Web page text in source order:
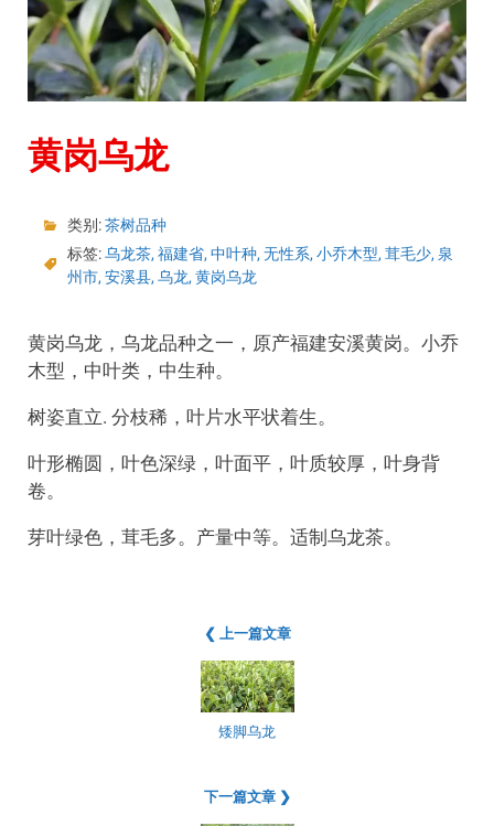
黄岗乌龙
类别:茶树品种
标签:乌龙茶, 福建省, 中叶种, 无性系, 小乔木型, 茸毛少, 泉
州市, 安溪县, 乌龙, 黄岗乌龙
黄岗乌龙，乌龙品种之一，原产福建安溪黄岗。小乔
木型，中叶类，中生种。
树姿直立. 分枝稀，叶片水平状着生。
叶形椭圆，叶色深绿，叶面平，叶质较厚，叶身背
卷。
芽叶绿色，茸毛多。产量中等。适制乌龙茶。
❮ 上一篇文章
矮脚乌龙
下一篇文章 ❯